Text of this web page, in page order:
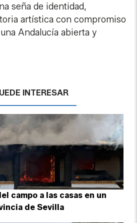
seña de identidad,
artística con compromiso
Andalucía abierta y
INTERESAR
campo a las casas en un
de Sevilla